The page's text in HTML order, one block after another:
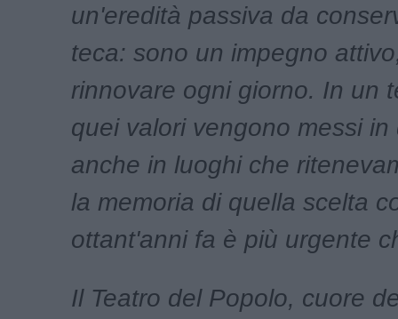
un'eredità passiva da
teca: sono un impegno
rinnovare ogni giorno. In un
quei valori vengono messi in
anche in luoghi che
la memoria di quella scelta
ottant'anni fa è più urgente
Il Teatro del Popolo, cuore